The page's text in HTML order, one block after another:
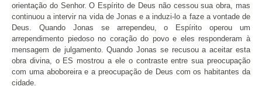
orientação do Senhor. O Espírito de Deus não cessou sua obra, mas
continuou a intervir na vida de Jonas e a induzi-lo a faze a vontade de
Deus. Quando Jonas se arrependeu, o Espírito operou um
arrependimento piedoso no coração do povo e eles responderam à
mensagem de julgamento. Quando Jonas se recusou a aceitar esta
obra divina, o ES mostrou a ele o contraste entre sua preocupação
com uma aboboreira e a preocupação de Deus com os habitantes da
cidade.